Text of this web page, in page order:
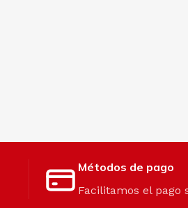
Métodos de pago
Facilitamos el pago